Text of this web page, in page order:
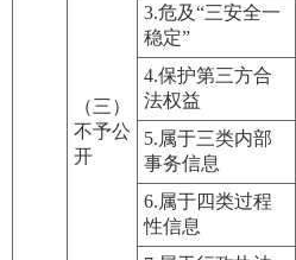
（三）
不予公
开
3.危及“三安全一
稳定”
4.保护第三方合
法权益
5.属于三类内部
事务信息
6.属于四类过程
性信息